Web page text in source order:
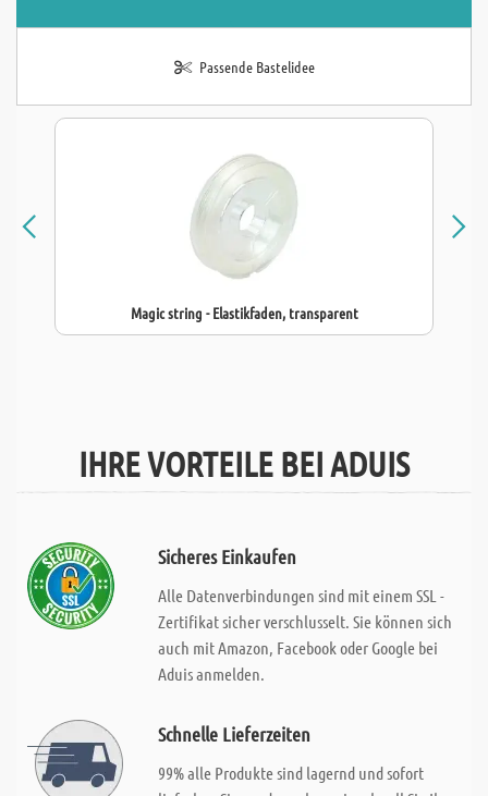
Passende Bastelidee
Magic string - Elastikfaden, transparent
IHRE VORTEILE BEI ADUIS
Sicheres Einkaufen
Alle Datenverbindungen sind mit einem SSL -
Zertifikat sicher verschlusselt. Sie können sich
auch mit Amazon, Facebook oder Google bei
Aduis anmelden.
Schnelle Lieferzeiten
99% alle Produkte sind lagernd und sofort